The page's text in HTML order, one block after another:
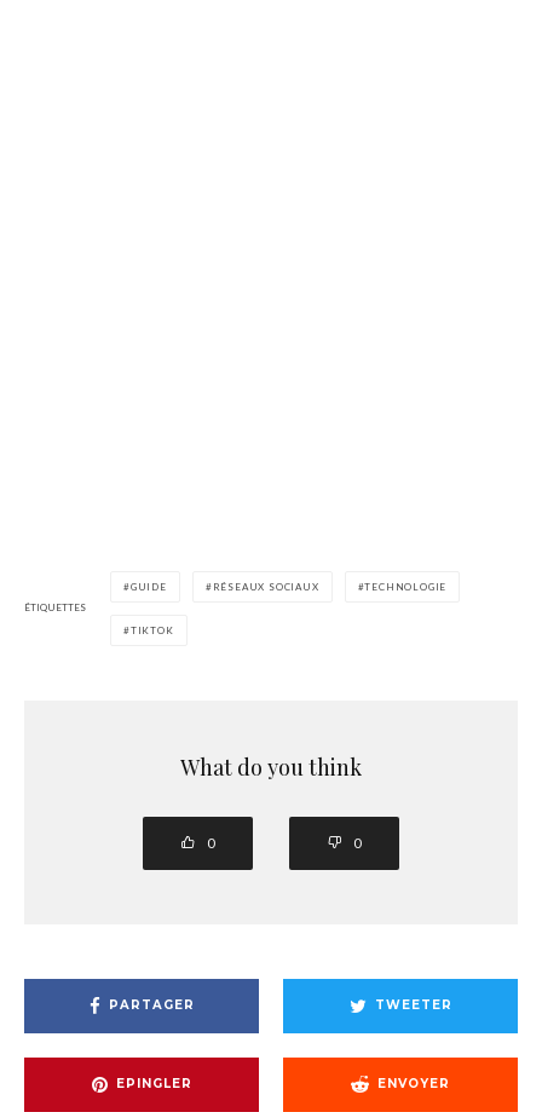
ÉTIQUETTES
GUIDE RÉSEAUX SOCIAUX TECHNOLOGIE
TIKTOK
What do you think
0 0
PARTAGER TWEETER
EPINGLER ENVOYER